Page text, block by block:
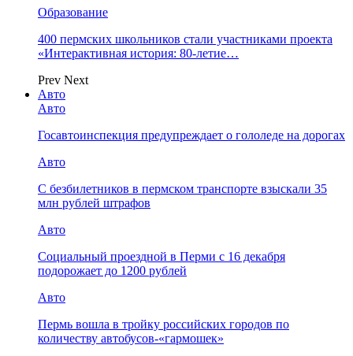
Образование
400 пермских школьников стали участниками проекта
«Интерактивная история: 80-летие…
Prev Next
Авто
Авто
Госавтоинспекция предупреждает о гололеде на дорогах
Авто
С безбилетников в пермском транспорте взыскали 35
млн рублей штрафов
Авто
Социальный проездной в Перми с 16 декабря
подорожает до 1200 рублей
Авто
Пермь вошла в тройку российских городов по
количеству автобусов-«гармошек»